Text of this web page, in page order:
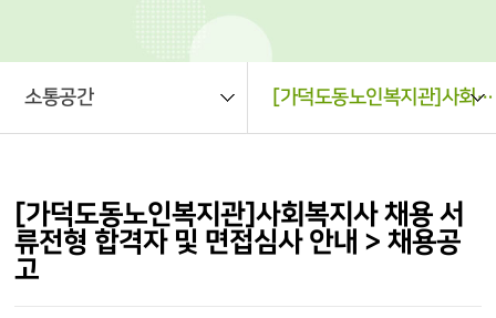
소통공간 [가덕도동노인복지관]사회복지사 채용 서류전형 합격자 및 면접심사 안내 > 채용공고
[가덕도동노인복지관]사회복지사 채용 서
류전형 합격자 및 면접심사 안내 > 채용공
고